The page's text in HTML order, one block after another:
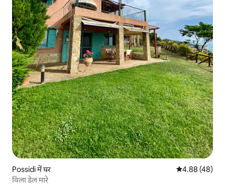
Possidi में घर औसत रेटिंग 5 में
4.88 (48)
विला डेल मारे